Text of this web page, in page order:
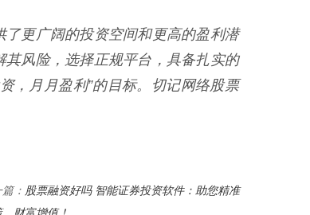
更广阔的投资空间和更高的盈利潜
风险，选择正规平台，具备扎实的
，月月盈利”的目标。切记网络股票
： 股票融资好吗 智能证券投资软件：助您精准